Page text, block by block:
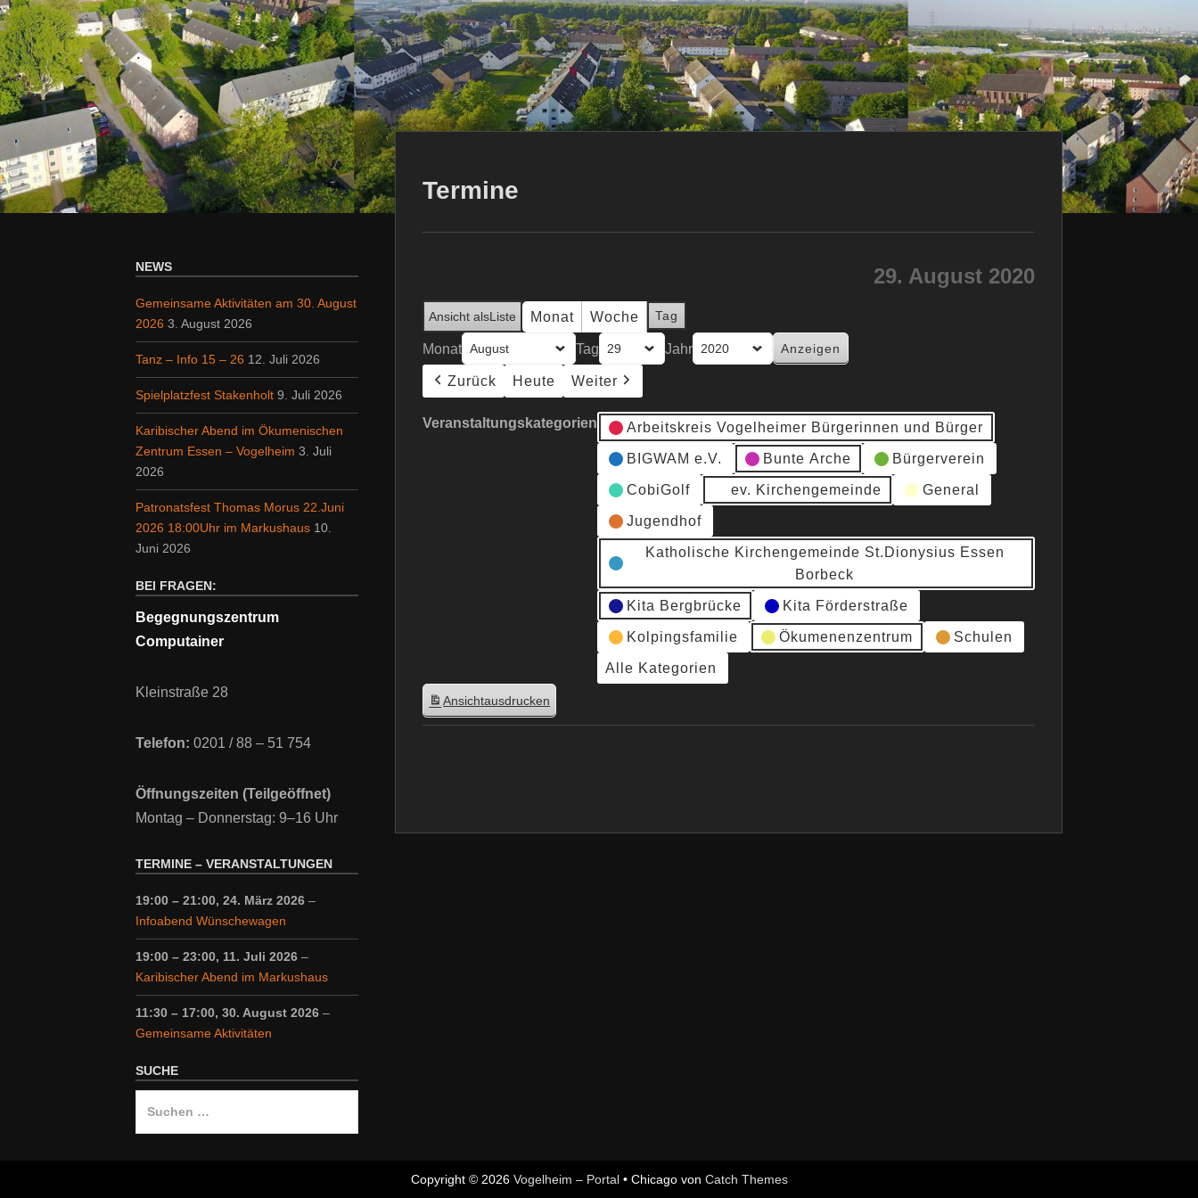
Termine
29. August 2020
Ansicht alsListe Monat Woche Tag
Monat Tag Jahr
Zurück Heute Weiter
Veranstaltungskategorien Arbeitskreis Vogelheimer Bürgerinnen und Bürger
BIGWAM e.V. Bunte Arche Bürgerverein
CobiGolf ev. Kirchengemeinde General
Jugendhof
Katholische Kirchengemeinde St.Dionysius Essen
Borbeck
Kita Bergbrücke Kita Förderstraße
Kolpingsfamilie Ökumenenzentrum Schulen
Alle Kategorien
Ansichtausdrucken
NEWS
Gemeinsame Aktivitäten am 30. August
2026 3. August 2026
Tanz – Info 15 – 26 12. Juli 2026
Spielplatzfest Stakenholt 9. Juli 2026
Karibischer Abend im Ökumenischen
Zentrum Essen – Vogelheim 3. Juli
2026
Patronatsfest Thomas Morus 22.Juni
2026 18:00Uhr im Markushaus 10.
Juni 2026
BEI FRAGEN:
Begegnungszentrum
Computainer
Kleinstraße 28
Telefon: 0201 / 88 – 51 754
Öffnungszeiten (Teilgeöffnet)
Montag – Donnerstag: 9–16 Uhr
TERMINE – VERANSTALTUNGEN
19:00 – 21:00, 24. März 2026 –
Infoabend Wünschewagen
19:00 – 23:00, 11. Juli 2026 –
Karibischer Abend im Markushaus
11:30 – 17:00, 30. August 2026 –
Gemeinsame Aktivitäten
SUCHE
Copyright © 2026 Vogelheim – Portal• Chicago von Catch Themes